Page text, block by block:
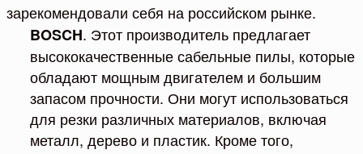
зарекомендовали себя на российском рынке.
BOSCH. Этот производитель предлагает
высококачественные сабельные пилы, которые
обладают мощным двигателем и большим
запасом прочности. Они могут использоваться
для резки различных материалов, включая
металл, дерево и пластик. Кроме того,